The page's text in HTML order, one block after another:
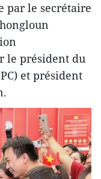
par le secrétaire
le président du
et président